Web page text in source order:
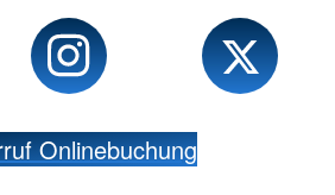
Onlinebuchung